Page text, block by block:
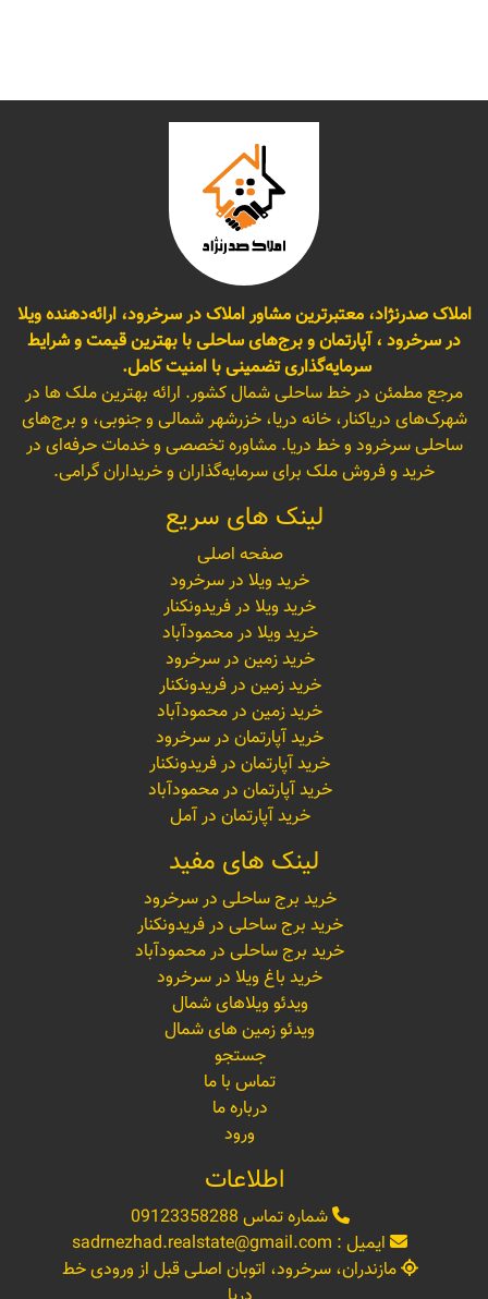
املاک صدرنژاد، معتبرترین مشاور املاک در سرخرود، ارائه‌دهنده ویلا
در سرخرود ، آپارتمان و برج‌های ساحلی با بهترین قیمت و شرایط
سرمایه‌گذاری تضمینی با امنیت کامل.
مرجع مطمئن در خط ساحلی شمال کشور. ارائه بهترین ملک ها در
شهرک‌های دریاکنار، خانه دریا، خزرشهر شمالی و جنوبی، و برج‌های
ساحلی سرخرود و خط دریا. مشاوره تخصصی و خدمات حرفه‌ای در
خرید و فروش ملک برای سرمایه‌گذاران و خریداران گرامی.
لینک های سریع
صفحه اصلی
خرید ویلا در سرخرود
خرید ویلا در فریدونکنار
خرید ویلا در محمودآباد
خرید زمین در سرخرود
خرید زمین در فریدونکنار
خرید زمین در محمودآباد
خرید آپارتمان در سرخرود
خرید آپارتمان در فریدونکنار
خرید آپارتمان در محمودآباد
خرید آپارتمان در آمل
لینک های مفید
خرید برج ساحلی در سرخرود
خرید برج ساحلی در فریدونکنار
خرید برج ساحلی در محمودآباد
خرید باغ ویلا در سرخرود
ویدئو ویلاهای شمال
ویدئو زمین های شمال
جستجو
تماس با ما
درباره ما
ورود
اطلاعات
شماره تماس 09123358288
ایمیل : sadrnezhad.realstate@gmail.com
مازندران، سرخرود، اتوبان اصلی قبل از ورودی خط